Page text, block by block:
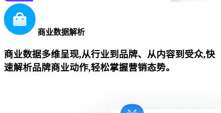
商业数据解析
商业数据多维呈现,从行业到品牌、从内容到受众,快
速解析品牌商业动作,轻松掌握营销态势。